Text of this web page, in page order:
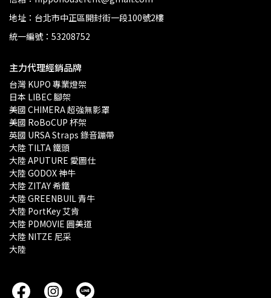
地址：台北市中正區開封街一段100號2樓
統一編號：53208752
主力代理經銷品牌
台灣 KUPO 專業燈架
日本 LIBEC 腳架
美國 CHIMERA 超強無影罩
美國 RoBoCUP 杯架
英國 URSA Straps 錄音蹦帶
大陸 TILTA 鐵頭
大陸 APUTURE 愛圖仕
大陸 GODOX 神牛
大陸 ZITAY 希鐵
大陸 GREENBUIL 青牛
大陸 PortKey 艾肯
大陸 PDMOVIE 圓美道
大陸 NITZE 尼采
大陸